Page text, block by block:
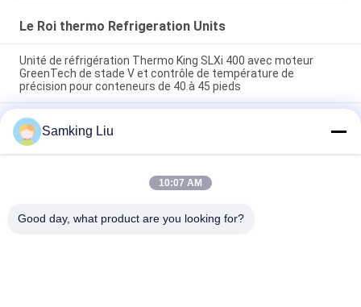
Le Roi thermo Refrigeration Units
Unité de réfrigération Thermo King SLXi 400 avec moteur
GreenTech de stade V et contrôle de température de
précision pour conteneurs de 40 à 45 pieds
modèle Legend L-1880 30/50 THERMO KING nouvelle unité de
réfrigération pour remorque Marché Asie-Pacifique meilleure
économie de carburant et performances de refroidissement
plus élevées
T-880 Pro T-80 T-680Pro/T-780Pro/T-1080Pro/T-1280Pro
Samking Liu
10:07 AM
Good day, what product are you looking for?